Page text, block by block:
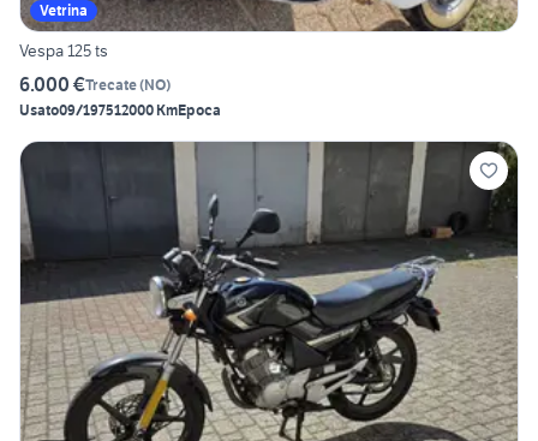
Vetrina
Vespa 125 ts
6.000 €Trecate(NO)
Usato09/197512000 KmEpoca